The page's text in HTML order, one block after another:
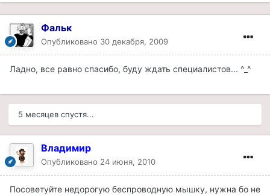
Фальк
Опубликовано 30 декабря, 2009
Ладно, все равно спасибо, буду ждать специалистов... ^_^
5 месяцев спустя...
Владимир
Опубликовано 24 июня, 2010
Посоветуйте недорогую беспроводную мышку, нужна бо не